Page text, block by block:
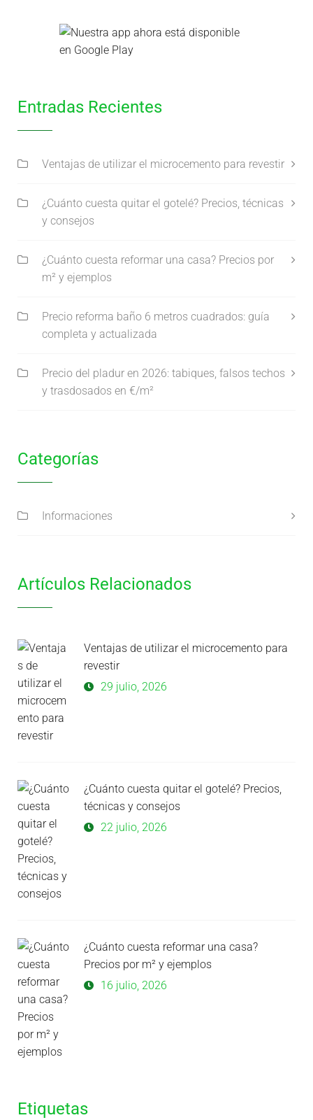
Entradas Recientes
Ventajas de utilizar el microcemento para revestir
¿Cuánto cuesta quitar el gotelé? Precios, técnicas
y consejos
¿Cuánto cuesta reformar una casa? Precios por
m² y ejemplos
Precio reforma baño 6 metros cuadrados: guía
completa y actualizada
Precio del pladur en 2026: tabiques, falsos techos
y trasdosados en €/m²
Categorías
Informaciones
Artículos Relacionados
Ventajas de utilizar el microcemento para
revestir
29 julio, 2026
¿Cuánto cuesta quitar el gotelé? Precios,
técnicas y consejos
22 julio, 2026
¿Cuánto cuesta reformar una casa?
Precios por m² y ejemplos
16 julio, 2026
Etiquetas